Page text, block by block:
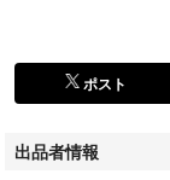
ポスト
出品者情報